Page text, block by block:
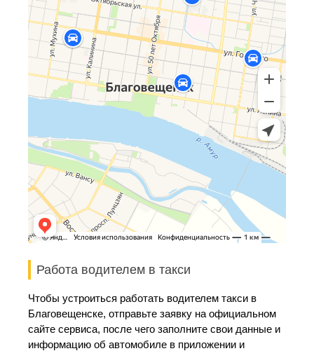
Работа водителем в такси
Чтобы устроиться работать водителем такси в
Благовещенске, отправьте заявку на официальном
сайте сервиса, после чего заполните свои данные и
информацию об автомобиле в приложении и